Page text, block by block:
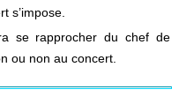
s’impose.
se rapprocher du chef de
ou non au concert.